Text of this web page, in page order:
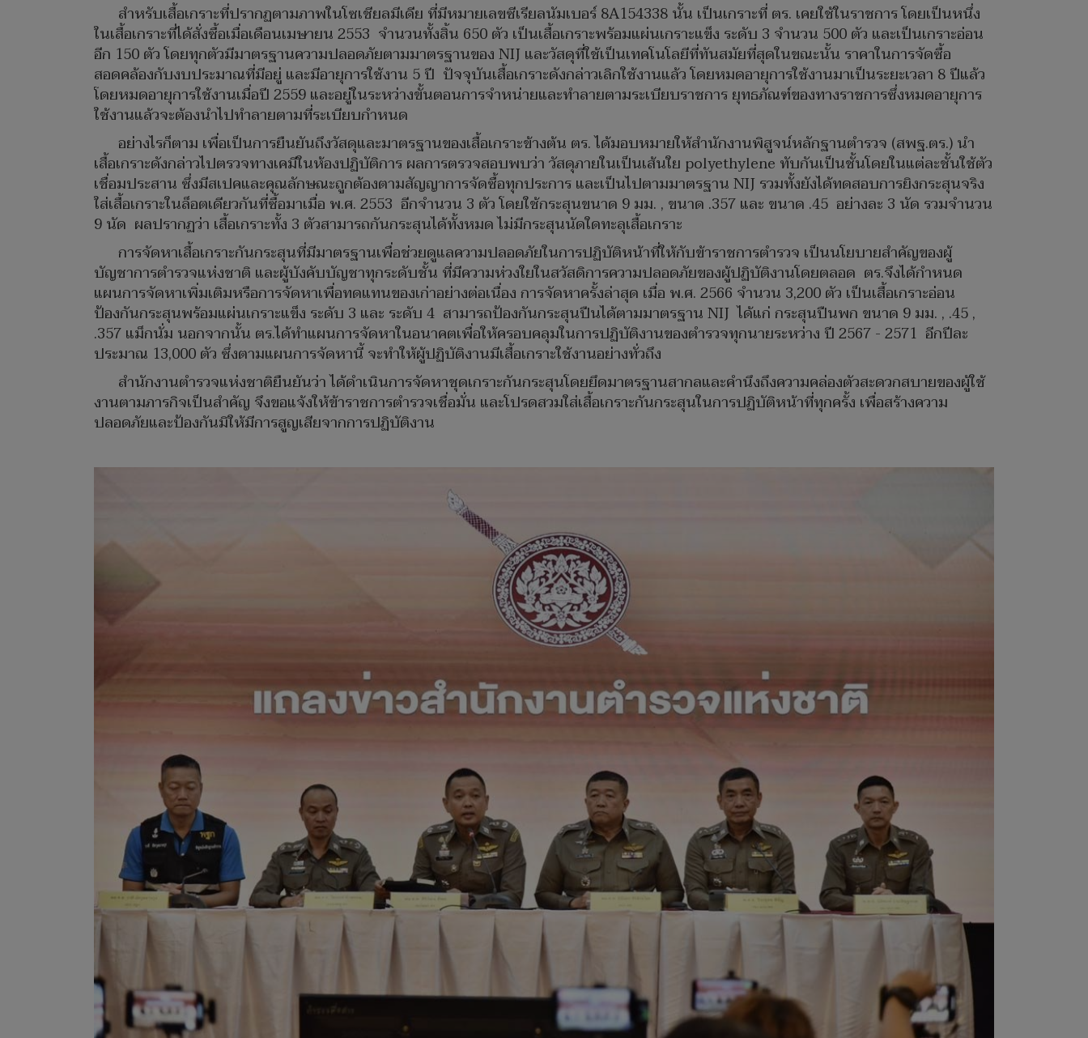
สำหรับเสื้อเกราะที่ปรากฏตามภาพในโซเชียลมีเดีย ที่มีหมายเลขซีเรียลนัมเบอร์ 8A154338 นั้น เป็นเกราะที่ ตร. เคยใช้ในราชการ โดยเป็นหนึ่ง
ในเสื้อเกราะที่ได้สั่งซื้อเมื่อเดือนเมษายน 2553 จำนวนทั้งสิ้น 650 ตัว เป็นเสื้อเกราะพร้อมแผ่นเกราะแข็ง ระดับ 3 จำนวน 500 ตัว และเป็นเกราะอ่อน
อีก 150 ตัว โดยทุกตัวมีมาตรฐานความปลอดภัยตามมาตรฐานของ NIJ และวัสดุที่ใช้เป็นเทคโนโลยีที่ทันสมัยที่สุดในขณะนั้น ราคาในการจัดซื้อ
สอดคล้องกับงบประมาณที่มีอยู่ และมีอายุการใช้งาน 5 ปี ปัจจุบันเสื้อเกราะดังกล่าวเลิกใช้งานแล้ว โดยหมดอายุการใช้งานมาเป็นระยะเวลา 8 ปีแล้ว
โดยหมดอายุการใช้งานเมื่อปี 2559 และอยู่ในระหว่างขั้นตอนการจำหน่ายและทำลายตามระเบียบราชการ ยุทธภัณฑ์ของทางราชการซึ่งหมดอายุการ
ใช้งานแล้วจะต้องนำไปทำลายตามที่ระเบียบกำหนด
อย่างไรก็ตาม เพื่อเป็นการยืนยันถึงวัสดุและมาตรฐานของเสื้อเกราะข้างต้น ตร. ได้มอบหมายให้สำนักงานพิสูจน์หลักฐานตำรวจ (สพฐ.ตร.) นำ
เสื้อเกราะดังกล่าวไปตรวจทางเคมีในห้องปฏิบัติการ ผลการตรวจสอบพบว่า วัสดุภายในเป็นเส้นใย polyethylene ทับกันเป็นชั้นโดยในแต่ละชั้นใช้ตัว
เชื่อมประสาน ซึ่งมีสเปคและคุณลักษณะถูกต้องตามสัญญาการจัดซื้อทุกประการ และเป็นไปตามมาตรฐาน NIJ รวมทั้งยังได้ทดสอบการยิงกระสุนจริง
ใส่เสื้อเกราะในล็อตเดียวกันที่ซื้อมาเมื่อ พ.ศ. 2553 อีกจำนวน 3 ตัว โดยใช้กระสุนขนาด 9 มม. , ขนาด .357 และ ขนาด .45 อย่างละ 3 นัด รวมจำนวน
9 นัด ผลปรากฏว่า เสื้อเกราะทั้ง 3 ตัวสามารถกันกระสุนได้ทั้งหมด ไม่มีกระสุนนัดใดทะลุเสื้อเกราะ
การจัดหาเสื้อเกราะกันกระสุนที่มีมาตรฐานเพื่อช่วยดูแลความปลอดภัยในการปฏิบัติหน้าที่ให้กับข้าราชการตำรวจ เป็นนโยบายสำคัญของผู้
บัญชาการตำรวจแห่งชาติ และผู้บังคับบัญชาทุกระดับชั้น ที่มีความห่วงใยในสวัสดิการความปลอดภัยของผู้ปฏิบัติงานโดยตลอด ตร.จึงได้กำหนด
แผนการจัดหาเพิ่มเติมหรือการจัดหาเพื่อทดแทนของเก่าอย่างต่อเนื่อง การจัดหาครั้งล่าสุด เมื่อ พ.ศ. 2566 จำนวน 3,200 ตัว เป็นเสื้อเกราะอ่อน
ป้องกันกระสุนพร้อมแผ่นเกราะแข็ง ระดับ 3 และ ระดับ 4 สามารถป้องกันกระสุนปืนได้ตามมาตรฐาน NIJ ได้แก่ กระสุนปืนพก ขนาด 9 มม. , .45 ,
.357 แม็กนั่ม นอกจากนั้น ตร.ได้ทำแผนการจัดหาในอนาคตเพื่อให้ครอบคลุมในการปฏิบัติงานของตำรวจทุกนายระหว่าง ปี 2567 - 2571 อีกปีละ
ประมาณ 13,000 ตัว ซึ่งตามแผนการจัดหานี้ จะทำให้ผู้ปฏิบัติงานมีเสื้อเกราะใช้งานอย่างทั่วถึง
สำนักงานตำรวจแห่งชาติยืนยันว่า ได้ดำเนินการจัดหาชุดเกราะกันกระสุนโดยยึดมาตรฐานสากลและคำนึงถึงความคล่องตัวสะดวกสบายของผู้ใช้
งานตามภารกิจเป็นสำคัญ จึงขอแจ้งให้ข้าราชการตำรวจเชื่อมั่น และโปรดสวมใส่เสื้อเกราะกันกระสุนในการปฏิบัติหน้าที่ทุกครั้ง เพื่อสร้างความ
ปลอดภัยและป้องกันมิให้มีการสูญเสียจากการปฏิบัติงาน